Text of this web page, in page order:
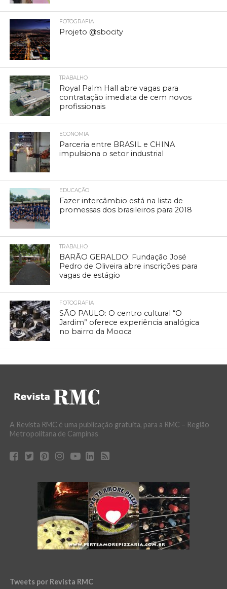
FOTOGRAFIA
Projeto @sbocity
TRABALHO
Royal Palm Hall abre vagas para
contratação imediata de cem novos
profissionais
ECONOMIA
Parceria entre BRASIL e CHINA
impulsiona o setor industrial
EDUCAÇÃO
Fazer intercâmbio está na lista de
promessas dos brasileiros para 2018
TRABALHO
BARÃO GERALDO: Fundação José
Pedro de Oliveira abre inscrições para
vagas de estágio
FOTOGRAFIA
SÃO PAULO: O centro cultural “O
Jardim” oferece experiência analógica
no bairro da Mooca
A Revista RMC é uma publicação gratuita, para a RMC – Região
Metropolitana de Campinas
Tweets por Revista RMC